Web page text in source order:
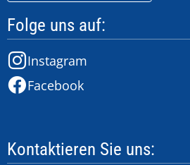
Folge uns auf:
Instagram
Facebook
Kontaktieren Sie uns: